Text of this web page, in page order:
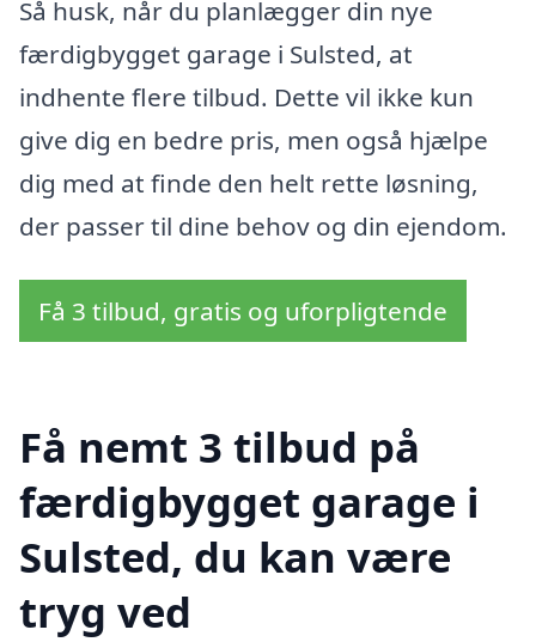
Så husk, når du planlægger din nye
færdigbygget garage i Sulsted, at
indhente flere tilbud. Dette vil ikke kun
give dig en bedre pris, men også hjælpe
dig med at finde den helt rette løsning,
der passer til dine behov og din ejendom.
Få 3 tilbud, gratis og uforpligtende
Få nemt 3 tilbud på
færdigbygget garage i
Sulsted, du kan være
tryg ved